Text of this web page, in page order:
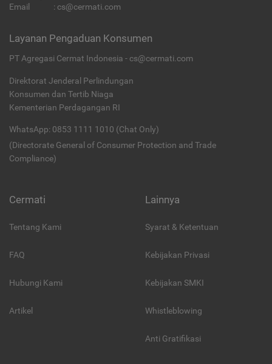
Email
: cs@cermati.com
Layanan Pengaduan Konsumen
PT Agregasi Cermat Indonesia - cs@cermati.com
Direktorat Jenderal Perlindungan
Konsumen dan Tertib Niaga
Kementerian Perdagangan RI
WhatsApp: 0853 1111 1010 (Chat Only)
(Directorate General of Consumer Protection and Trade
Compliance)
Cermati
Tentang Kami
FAQ
Hubungi Kami
Artikel
Lainnya
Syarat & Ketentuan
Kebijakan Privasi
Kebijakan SMKI
Whistleblowing
Anti Gratifikasi